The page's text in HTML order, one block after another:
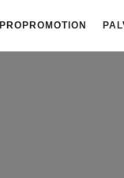
PROPROMOTION